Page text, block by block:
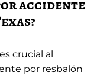
accidente
crucial al
por resbalón